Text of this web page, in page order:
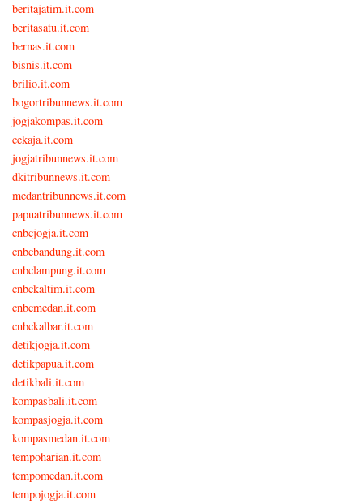
beritajatim.it.com
beritasatu.it.com
bernas.it.com
bisnis.it.com
brilio.it.com
bogortribunnews.it.com
jogjakompas.it.com
cekaja.it.com
jogjatribunnews.it.com
dkitribunnews.it.com
medantribunnews.it.com
papuatribunnews.it.com
cnbcjogja.it.com
cnbcbandung.it.com
cnbclampung.it.com
cnbckaltim.it.com
cnbcmedan.it.com
cnbckalbar.it.com
detikjogja.it.com
detikpapua.it.com
detikbali.it.com
kompasbali.it.com
kompasjogja.it.com
kompasmedan.it.com
tempoharian.it.com
tempomedan.it.com
tempojogja.it.com